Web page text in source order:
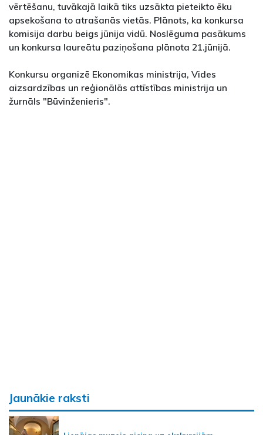
vērtēšanu, tuvākajā laikā tiks uzsākta pieteikto ēku
apsekošana to atrašanās vietās. Plānots, ka konkursa
komisija darbu beigs jūnija vidū. Noslēguma pasākums
un konkursa laureātu paziņošana plānota 21.jūnijā.
Konkursu organizē Ekonomikas ministrija, Vides
aizsardzības un reģionālās attīstības ministrija un
žurnāls "Būvinženieris".
Jaunākie raksti